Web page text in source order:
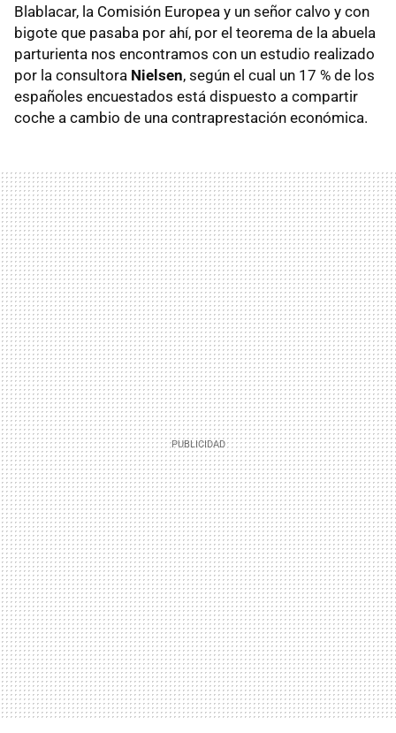
Blablacar, la Comisión Europea y un señor calvo y con
bigote que pasaba por ahí, por el teorema de la abuela
parturienta nos encontramos con un estudio realizado
por la consultora Nielsen, según el cual un 17 % de los
españoles encuestados está dispuesto a compartir
coche a cambio de una contraprestación económica.